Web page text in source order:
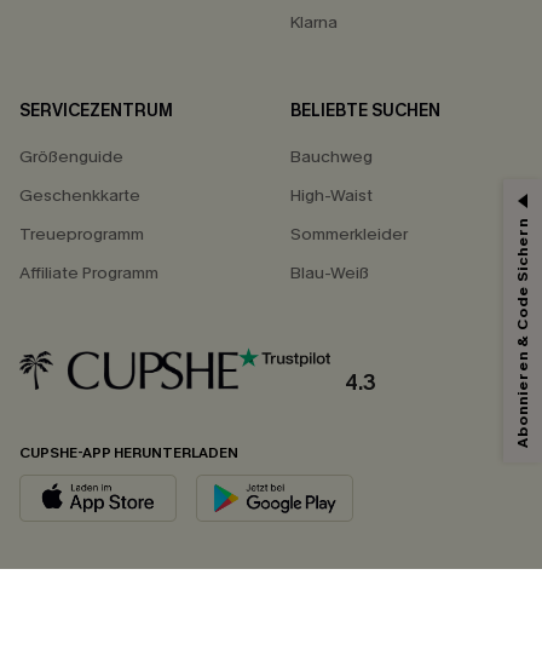
Klarna
SERVICEZENTRUM
Größenguide
Geschenkkarte
Treueprogramm
Affiliate Programm
BELIEBTE SUCHEN
Bauchweg
High-Waist
Sommerkleider
Blau-Weiß
4.3
CUPSHE-APP HERUNTERLADEN
Abonnieren & Code Sichern